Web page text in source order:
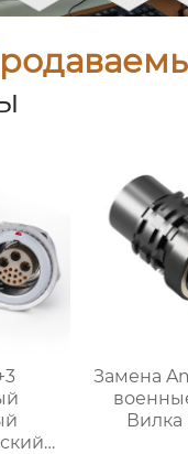
Замена
Вилка